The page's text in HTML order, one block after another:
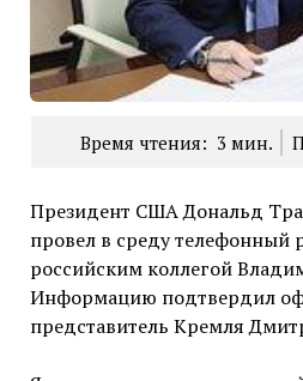
Время чтения: 3 мин.
Президент США Дональд
провел в среду телефонный
российским коллегой
Информацию подтвердил
представитель Кремля